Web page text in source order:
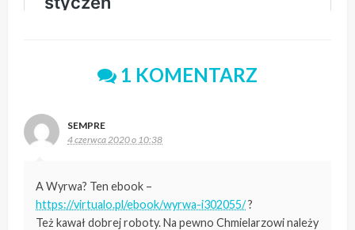
1 KOMENTARZ
SEMPRE
4 czerwca 2020 o 10:38
A Wyrwa? Ten ebook –
https://virtualo.pl/ebook/wyrwa-i302055/?
Też kawał dobrej roboty. Na pewno Chmielarzowi należy